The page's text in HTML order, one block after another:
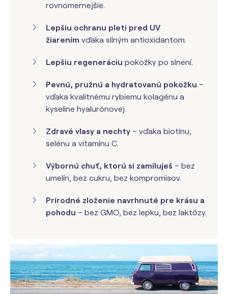
rovnomernejšie.
Lepšiu ochranu pleti pred UV
žiarením vďaka silným antioxidantom.
Lepšiu regeneráciu pokožky po slnení.
Pevnú, pružnú a hydratovanú pokožku –
vďaka kvalitnému rybiemu kolagénu a
kyseline hyalurónovej.
Zdravé vlasy a nechty – vďaka biotínu,
selénu a vitamínu C.
Výbornú chuť, ktorú si zamiluješ – bez
umelín, bez cukru, bez kompromisov.
Prírodné zloženie navrhnuté pre krásu a
pohodu – bez GMO, bez lepku, bez laktózy.